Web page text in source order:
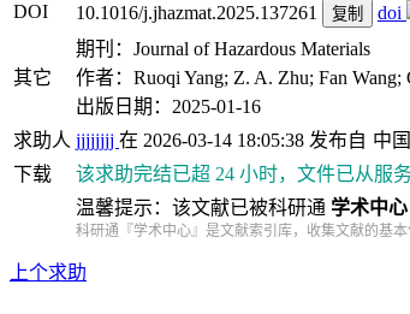
DOI
10.1016/j.jhazmat.2025.137261 复制 doi
其它
期刊：Journal of Hazardous Materials
作者：Ruoqi Yang; Z. A. Zhu; Fan Wang;
出版日期：2025-01-16
求助人 jjjjjjjj 在 2026-03-14 18:05:38 发布自 中
下载
该求助完结已超 24 小时，文件已从服
温馨提示：该文献已被科研通 学术中心
科研通『学术中心』是文献索引库，收集文献的基
上个求助